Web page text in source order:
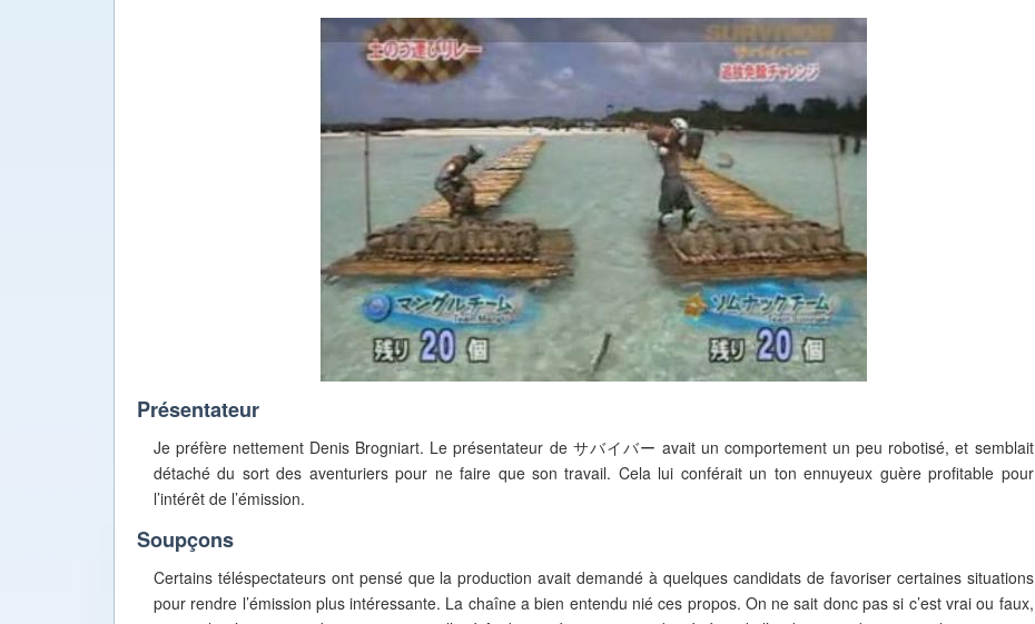
Présentateur
Je préfère nettement Denis Brogniart. Le présentateur de サバイバー avait un comportement un peu robotisé, et semblait
détaché du sort des aventuriers pour ne faire que son travail. Cela lui conférait un ton ennuyeux guère profitable pour
l’intérêt de l’émission.
Soupçons
Certains téléspectateurs ont pensé que la production avait demandé à quelques candidats de favoriser certaines situations
pour rendre l’émission plus intéressante. La chaîne a bien entendu nié ces propos. On ne sait donc pas si c’est vrai ou faux,